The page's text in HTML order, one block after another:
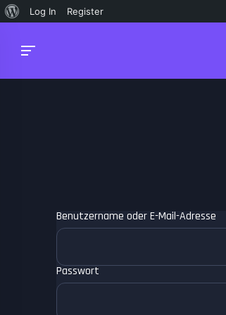
Über
Log In
Register
Benutzername oder E-Mail-Adresse
Passwort